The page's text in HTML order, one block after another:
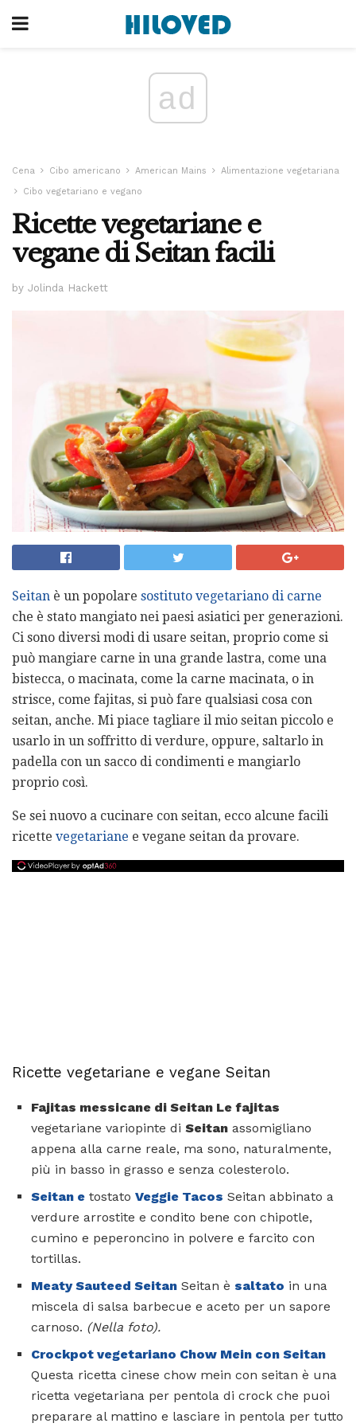
ad
Cena Cibo americano American Mains
Alimentazione vegetariana
Cibo vegetariano e vegano
Ricette vegetariane e
vegane di Seitan facili
by Jolinda Hackett
Seitan è un popolare sostituto vegetariano di carne
che è stato mangiato nei paesi asiatici per generazioni.
Ci sono diversi modi di usare seitan, proprio come si
può mangiare carne in una grande lastra, come una
bistecca, o macinata, come la carne macinata, o in
strisce, come fajitas, si può fare qualsiasi cosa con
seitan, anche. Mi piace tagliare il mio seitan piccolo e
usarlo in un soffritto di verdure, oppure, saltarlo in
padella con un sacco di condimenti e mangiarlo
proprio così.
Se sei nuovo a cucinare con seitan, ecco alcune facili
ricette vegetariane e vegane seitan da provare.
Ricette vegetariane e vegane Seitan
Fajitas messicane di Seitan Le fajitas
vegetariane variopinte di Seitan assomigliano
appena alla carne reale, ma sono, naturalmente,
più in basso in grasso e senza colesterolo.
Seitan e tostato Veggie Tacos Seitan abbinato a
verdure arrostite e condito bene con chipotle,
cumino e peperoncino in polvere e farcito con
tortillas.
Meaty Sauteed Seitan Seitan è saltato in una
miscela di salsa barbecue e aceto per un sapore
carnoso. (Nella foto).
Crockpot vegetariano Chow Mein con Seitan
Questa ricetta cinese chow mein con seitan è una
ricetta vegetariana per pentola di crock che puoi
preparare al mattino e lasciare in pentola per tutto